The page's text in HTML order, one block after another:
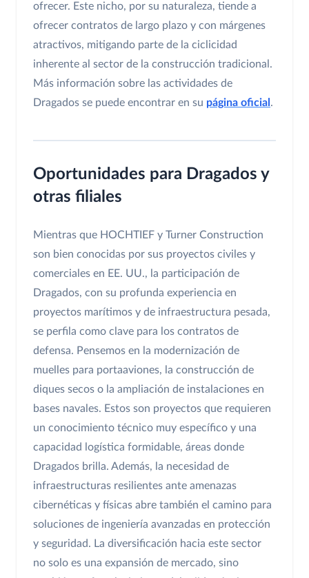
ofrecer. Este nicho, por su naturaleza, tiende a
ofrecer contratos de largo plazo y con márgenes
atractivos, mitigando parte de la ciclicidad
inherente al sector de la construcción tradicional.
Más información sobre las actividades de
Dragados se puede encontrar en su página oficial .
Oportunidades para Dragados y
otras filiales
Mientras que HOCHTIEF y Turner Construction
son bien conocidas por sus proyectos civiles y
comerciales en EE. UU., la participación de
Dragados, con su profunda experiencia en
proyectos marítimos y de infraestructura pesada,
se perfila como clave para los contratos de
defensa. Pensemos en la modernización de
muelles para portaaviones, la construcción de
diques secos o la ampliación de instalaciones en
bases navales. Estos son proyectos que requieren
un conocimiento técnico muy específico y una
capacidad logística formidable, áreas donde
Dragados brilla. Además, la necesidad de
infraestructuras resilientes ante amenazas
cibernéticas y físicas abre también el camino para
soluciones de ingeniería avanzadas en protección
y seguridad. La diversificación hacia este sector
no solo es una expansión de mercado, sino